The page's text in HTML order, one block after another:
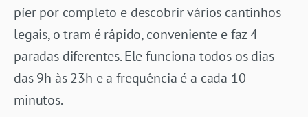
píer por completo e descobrir vários cantinhos
legais, o tram é rápido, conveniente e faz 4
paradas diferentes. Ele funciona todos os dias
das 9h às 23h e a frequência é a cada 10
minutos.